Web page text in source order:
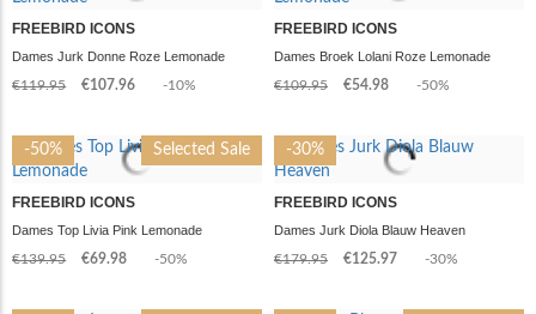
FREEBIRD ICONS
Dames Jurk Donne Roze Lemonade
€119.95
€107.96 -10%
FREEBIRD ICONS
Dames Broek Lolani Roze Lemonade
€109.95
€54.98 -50%
-50% Selected Sale
FREEBIRD ICONS
Dames Top Livia Pink Lemonade
€139.95
€69.98 -50%
-30%
FREEBIRD ICONS
Dames Jurk Diola Blauw Heaven
€179.95
€125.97 -30%